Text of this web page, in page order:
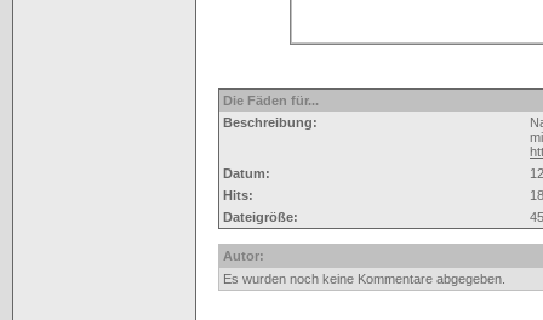
Die Fäden für...
Beschreibung:
Datum:
Hits:
Dateigröße:
Autor:
Es wurden noch keine Kommentare abgegeben.